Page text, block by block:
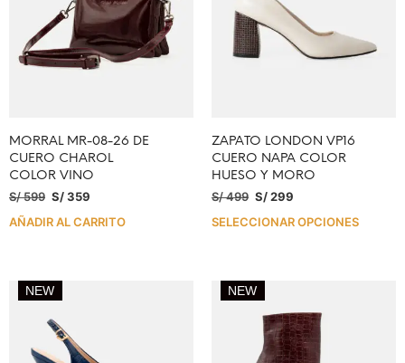
MORRAL MR-08-26 DE
CUERO CHAROL
COLOR VINO
S/599 S/359
AÑADIR AL CARRITO
ZAPATO LONDON VP16
CUERO NAPA COLOR
HUESO Y MORO
S/499 S/299
SELECCIONAR OPCIONES
NEW NEW